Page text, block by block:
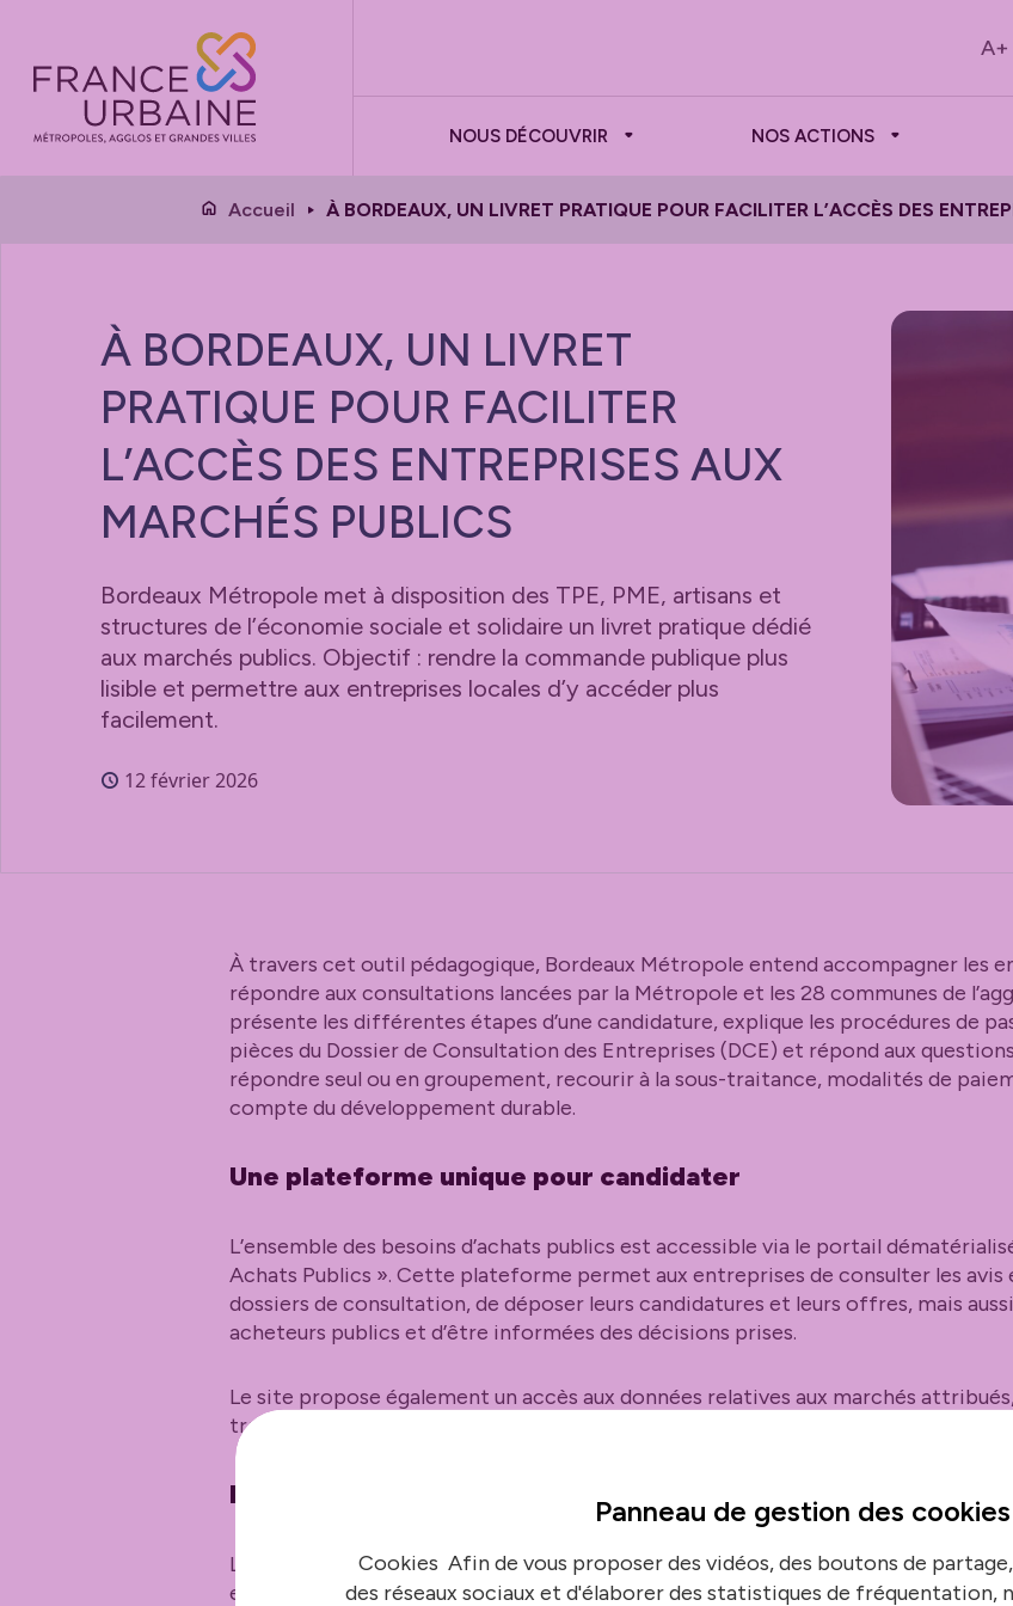
A+
NOUS DÉCOUVRIR NOS ACTIONS
Accueil À BORDEAUX, UN LIVRET PRATIQUE POUR FACILITER L’ACCÈS DES
À BORDEAUX, UN LIVRET
PRATIQUE POUR FACILITER
L’ACCÈS DES ENTREPRISES AUX
MARCHÉS PUBLICS
Bordeaux Métropole met à disposition des TPE, PME, artisans et
structures de l’économie sociale et solidaire un livret pratique dédié
aux marchés publics. Objectif : rendre la commande publique plus
lisible et permettre aux entreprises locales d’y accéder plus
facilement.
12 février 2026
À travers cet outil pédagogique, Bordeaux Métropole entend accompagner les
répondre aux consultations lancées par la Métropole et les 28 communes de
présente les différentes étapes d’une candidature, explique les procédures de
pièces du Dossier de Consultation des Entreprises (DCE) et répond aux
répondre seul ou en groupement, recourir à la sous-traitance, modalités de
compte du développement durable.
Une plateforme unique pour candidater
L’ensemble des besoins d’achats publics est accessible via le portail
Achats Publics ». Cette plateforme permet aux entreprises de consulter les avis
dossiers de consultation, de déposer leurs candidatures et leurs offres, mais aussi
acheteurs publics et d’être informées des décisions prises.
Le site propose également un accès aux données relatives aux marchés
transparence, via l’Open Data de Bordeaux Métropole.
Des dispositifs adaptés aux acteurs locaux
La Métropole prévoit par ailleurs des marchés réservés, notamment pour les
entreprises de l’économie sociale et solidaire, les entreprises adaptées, les
Panneau de gestion des cookies
Cookies Afin de vous proposer des vidéos, des boutons de
des réseaux sociaux et d'élaborer des statistiques de fréquentation,